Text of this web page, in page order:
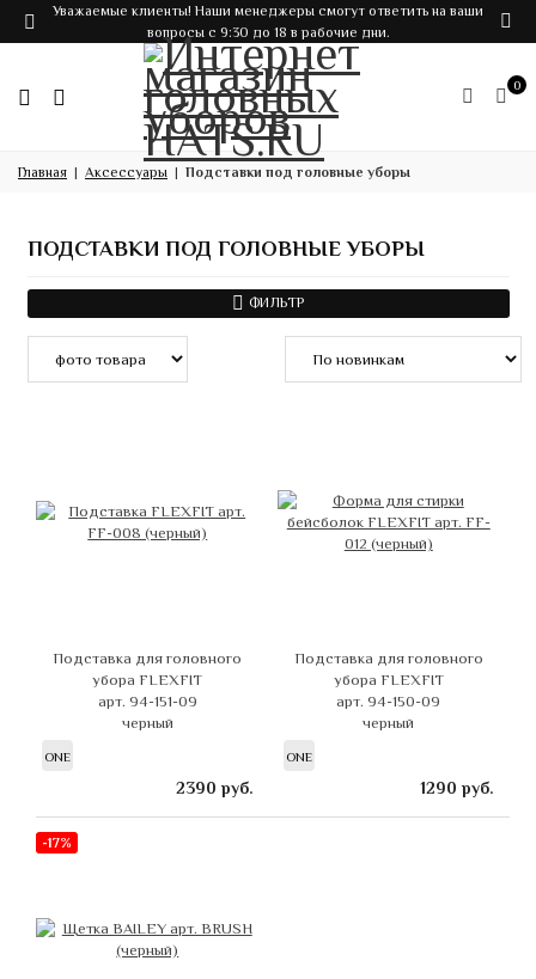
Уважаемые клиенты! Наши менеджеры смогут ответить на ваши
вопросы с 9:30 до 18 в рабочие дни.
0
Главная Аксессуары Подставки под головные уборы
ПОДСТАВКИ ПОД ГОЛОВНЫЕ УБОРЫ
ФИЛЬТР
Подставка для головного
убора FLEXFIT
арт. 94-151-09
черный
ONE
2390 руб.
Подставка для головного
убора FLEXFIT
арт. 94-150-09
черный
ONE
1290 руб.
-17%